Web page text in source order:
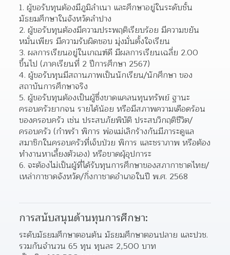
1. ผู้ขอรับทุนต้องมีภูมิลำเนา และศึกษาอยู่ในระดับชั้น
มัธยมศึกษาในจังหวัดลำปาง
2. ผู้ขอรับทุนต้องมีความประพฤติเรียบร้อย มีความขยัน
หมั่นเพียร มีความรับผิดชอบ มุ่งมั่นตั้งใจเรียน
3. ผลการเรียนอยู่ในเกณฑ์ดี มีผลการเรียนเฉลี่ย 2.00
ขึ้นไป (ภาคเรียนที่ 2 ปีการศึกษา 2567)
4. ผู้ขอรับทุนมีสถานภาพเป็นนักเรียน/นักศึกษา ของ
สถาบันการศึกษาจริง
5. ผู้ขอรับทุนต้องเป็นผู้ซึ่งขาดแคลนทุนทรัพย์ ฐานะ
ครอบครัวยากจน รายได้น้อย หรือมีสภาพความเดือดร้อน
ของครอบครัว เช่น ประสบภัยพิบัติ ประสบวิกฤติชีวิต/
ครอบครัว (กำพร้า พิการ พ่อแม่เลิกร้างกันมีภาระดูแล
สมาชิกในครอบครัวที่เจ็บป่วย พิการ และชราภาพ หรือต้อง
ทำงานหาเลี้ยงตัวเอง) หรือขาดผุ้อุปการะ
6. จะต้องไม่เป็นผู้ที่ได้รับทุนการศึกษาของสภากาชาดไทย/
เหล่ากาชาดจังหวัด/กิ่งกาชาดอำเภอในปี พ.ศ. 2568
การสนับสนุนด้านทุนการศึกษา:
ระดับมัธยมศึกษาตอนต้น มัธยมศึกษาตอนปลาย และปวช.
รวมกันจํานวน 65 ทุน ทุนละ 2,500 บาท